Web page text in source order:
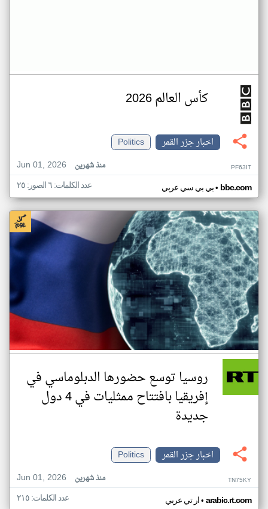
كأس العالم 2026
اخبار جزر القمر
Politics
Jun 01, 2026
منذ شهرين PF63IT
بي بي سي عربي• bbc.com عدد الكلمات: ٦ الصور: ٢٥
روسيا توسع حضورها الدبلوماسي في
إفريقيا بافتتاح ممثليات في 4 دول
جديدة
اخبار جزر القمر
Politics
Jun 01, 2026
منذ شهرين TN75KY
ار تي عربي• arabic.rt.com عدد الكلمات: ٢١٥